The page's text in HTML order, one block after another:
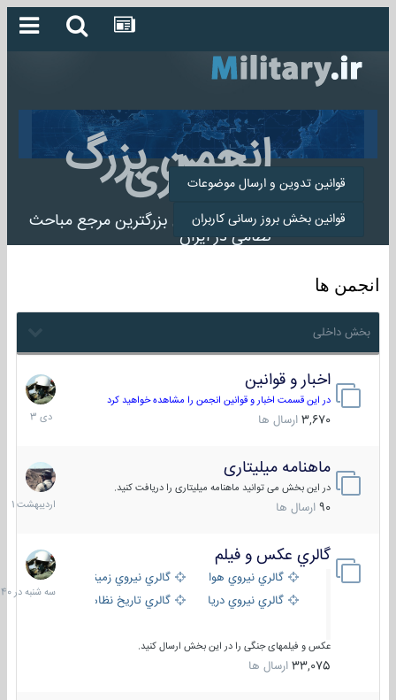
انجمن بزرگ
میلیتاری
انجمن میلیتاری بزرگترین مرجع مباحث
نظامی در ایران
قوانین تدوین و ارسال موضوعات
قوانین بخش بروز رسانی کاربران
انجمن ها
بخش داخلی
اخبار و قوانین
در این قسمت اخبار و قوانین انجمن را مشاهده خواهید کرد
3,670 ارسال ها
22
دی
1403
ماهنامه میلیتاری
در این بخش می توانید ماهنامه میلیتاری را دریافت کنید.
90 ارسال ها
30
1401
گالري عكس و فيلم
گالري نيروي هوايي
گالري نيروي زميني
گالري نيروي دريايي
گالري تاریخ نظامی
عکس و فیلمهای جنگی را در این بخش ارسال کنید.
33,075 ارسال ها
سه
شنبه
در